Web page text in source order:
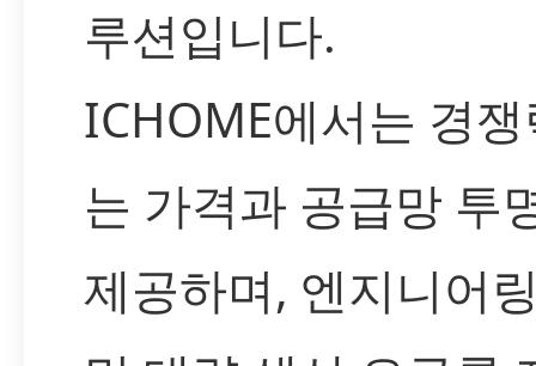
루션입니다.
ICHOME에서는 경
는 가격과 공급망 투
제공하며, 엔지니어